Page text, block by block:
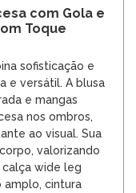
com Gola e
Toque
sofisticação e
e versátil. A blusa
e mangas
nos ombros,
ao visual. Sua
valorizando
wide leg
cintura